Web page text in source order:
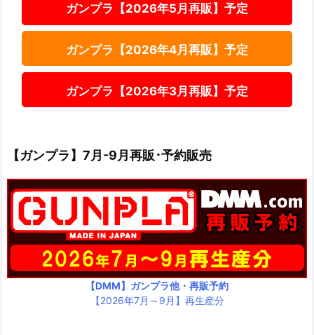
ガンプラ【2026年5月再販】予定
ガンプラ【2026年4月再販】予定
ガンプラ【2026年3月再販】予定
【ガンプラ】7月-9月再販･予約販売
【DMM】ガンプラ他・再販予約
【2026年7月～9月】再生産分